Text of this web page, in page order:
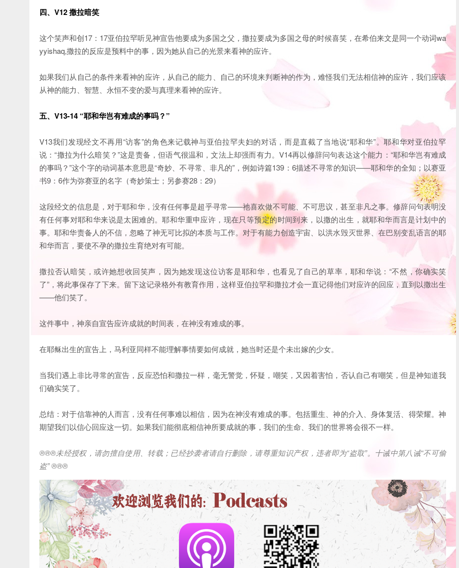
四、V12 撒拉暗笑
这个笑声和创17：17亚伯拉罕听见神宣告他要成为多国之父，撒拉要成为多国之母的时候喜笑，在希伯来文是同一个动词wa
yyishaq,撒拉的反应是预料中的事，因为她从自己的光景来看神的应许。
如果我们从自己的条件来看神的应许，从自己的能力、自己的环境来判断神的作为，难怪我们无法相信神的应许，我们应该
从神的能力、智慧、永恒不变的爱与真理来看神的应许。
五、V13-14 “耶和华岂有难成的事吗？”
V13我们发现经文不再用“访客”的角色来记载神与亚伯拉罕夫妇的对话，而是直截了当地说“耶和华”。耶和华对亚伯拉罕
说：“撒拉为什么暗笑？”这是责备，但语气很温和，文法上却强而有力。V14再以修辞问句表达这个能力：“耶和华岂有难成
的事吗？”这个字的动词基本意思是“奇妙、不寻常、非凡的”，例如诗篇139：6描述不寻常的知识——耶和华的全知；以赛亚
书9：6作为弥赛亚的名字（奇妙策士；另参赛28：29）
这段经文的信息是，对于耶和华，没有任何事是超乎寻常——祂喜欢做不可能、不可思议，甚至非凡之事。修辞问句表明没
有任何事对耶和华来说是太困难的。耶和华重申应许，现在只等预定的时间到来，以撒的出生，就耶和华而言是计划中的
事。耶和华责备人的不信，忽略了神无可比拟的本质与工作。对于有能力创造宇宙、以洪水毁灭世界、在巴别变乱语言的耶
和华而言，要使不孕的撒拉生育绝对有可能。
撒拉否认暗笑，或许她想收回笑声，因为她发现这位访客是耶和华，也看见了自己的草率，耶和华说：“不然，你确实笑
了”，将此事保存了下来。留下这记录格外有教育作用，这样亚伯拉罕和撒拉才会一直记得他们对应许的回应，直到以撒出生
——他们笑了。
这件事中，神亲自宣告应许成就的时间表，在神没有难成的事。
在耶稣出生的宣告上，马利亚同样不能理解事情要如何成就，她当时还是个未出嫁的少女。
当我们遇上非比寻常的宣告，反应恐怕和撒拉一样，毫无警觉，怀疑，嘲笑，又因着害怕，否认自己有嘲笑，但是神知道我
们确实笑了。
总结：对于信靠神的人而言，没有任何事难以相信，因为在神没有难成的事。包括重生、神的介入、身体复活、得荣耀。神
期望我们以信心回应这一切。如果我们能彻底相信神所要成就的事，我们的生命、我们的世界将会很不一样。
®®®未经授权，请勿擅自使用、转载；已经抄袭者请自行删除，请尊重知识产权，违者即为“盗取”。十诫中第八诫“不可偷
盗” ®®®